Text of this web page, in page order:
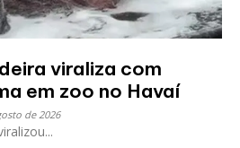
viraliza com
em zoo no Havaí
de 2026